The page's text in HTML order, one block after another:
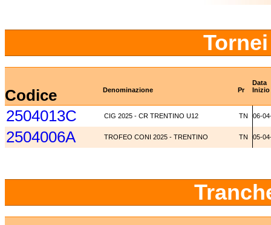
Data
Codice Denominazione Pr Inizio
2504013C CIG 2025 - CR TRENTINO U12 TN 06-
2504006A TROFEO CONI 2025 - TRENTINO TN 05-